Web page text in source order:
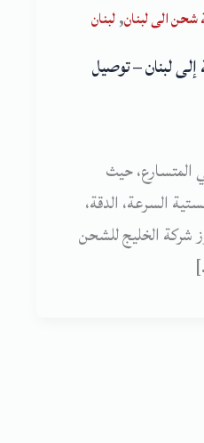
شحن الى لبنان,لبنان
لبنان – توصيل
المتسارع، حيث
السرعة، الدقة،
شركة الخليج للشحن